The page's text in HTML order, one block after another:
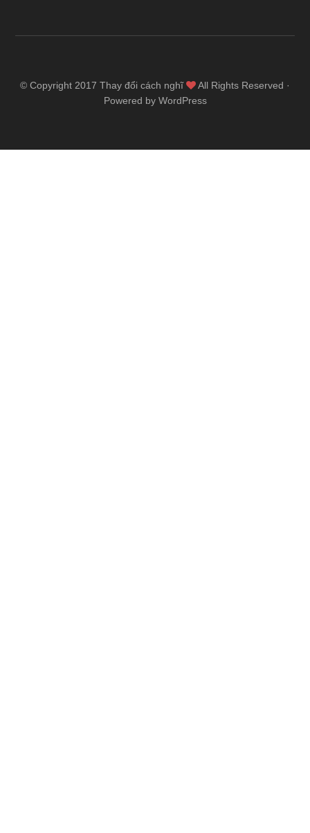
© Copyright 2017 Thay đổi cách nghĩ
All Rights Reserved ·
Powered by WordPress